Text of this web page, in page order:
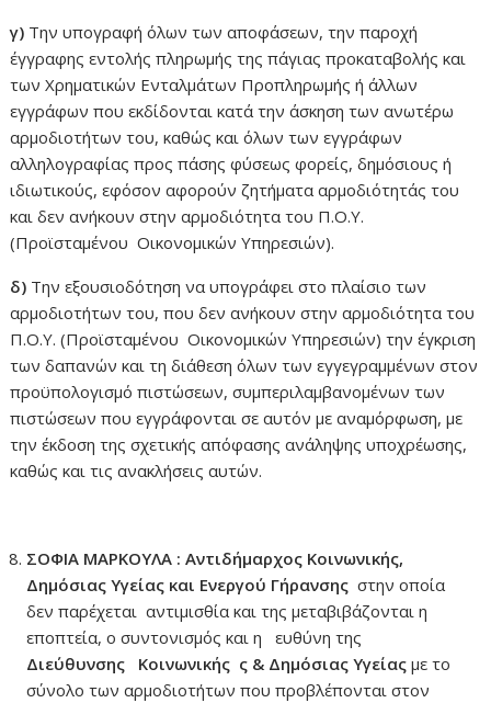
γ) Την υπογραφή όλων των αποφάσεων, την παροχή
έγγραφης εντολής πληρωμής της πάγιας προκαταβολής και
των Χρηματικών Ενταλμάτων Προπληρωμής ή άλλων
εγγράφων που εκδίδονται κατά την άσκηση των ανωτέρω
αρμοδιοτήτων του, καθώς και όλων των εγγράφων
αλληλογραφίας προς πάσης φύσεως φορείς, δημόσιους ή
ιδιωτικούς, εφόσον αφορούν ζητήματα αρμοδιότητάς του
και δεν ανήκουν στην αρμοδιότητα του Π.Ο.Υ.
(Προϊσταμένου Οικονομικών Υπηρεσιών).
δ) Την εξουσιοδότηση να υπογράφει στο πλαίσιο των
αρμοδιοτήτων του, που δεν ανήκουν στην αρμοδιότητα του
Π.Ο.Υ. (Προϊσταμένου Οικονομικών Υπηρεσιών) την έγκριση
των δαπανών και τη διάθεση όλων των εγγεγραμμένων στον
προϋπολογισμό πιστώσεων, συμπεριλαμβανομένων των
πιστώσεων που εγγράφονται σε αυτόν με αναμόρφωση, με
την έκδοση της σχετικής απόφασης ανάληψης υποχρέωσης,
καθώς και τις ανακλήσεις αυτών.
ΣΟΦΙΑ ΜΑΡΚΟΥΛΑ : Αντιδήμαρχος Κοινωνικής,
Δημόσιας Υγείας και Ενεργού Γήρανσηςστην οποία
δεν παρέχεται αντιμισθία και της μεταβιβάζονται η
εποπτεία, ο συντονισμός και η ευθύνη της
Διεύθυνσης Κοινωνικής ς & Δημόσιας Υγείας με το
σύνολο των αρμοδιοτήτων που προβλέπονται στον